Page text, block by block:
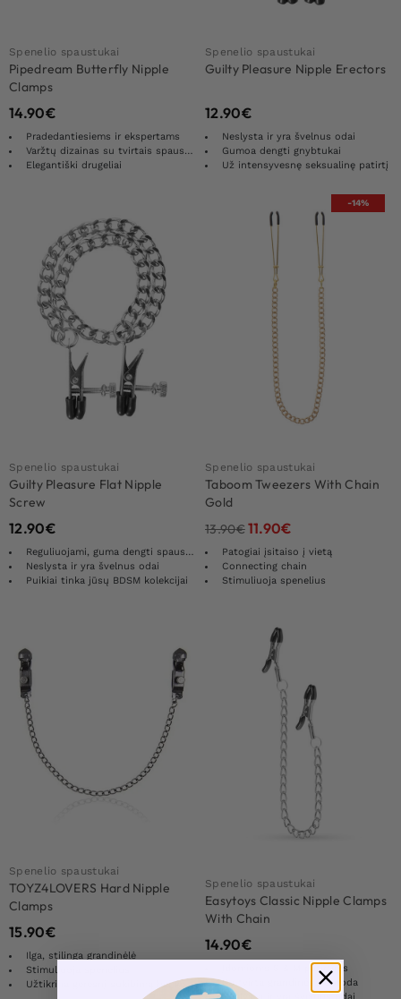
Spenelio spaustukai
Pipedream Butterfly Nipple
Clamps
14.90€
Pradedantiesiems ir ekspertams
Varžtų dizainas su tvirtais spaustukais
Elegantiški drugeliai
Spenelio spaustukai
Guilty Pleasure Nipple Erectors
12.90€
Neslysta ir yra švelnus odai
Gumoa dengti gnybtukai
Už intensyvesnę seksualinę patirtį
Spenelio spaustukai
Guilty Pleasure Flat Nipple
Screw
12.90€
Reguliuojami, guma dengti spaustukai
Neslysta ir yra švelnus odai
Puikiai tinka jūsų BDSM kolekcijai
-14%
Spenelio spaustukai
Taboom Tweezers With Chain
Gold
13.90€11.90€
Patogiai įsitaiso į vietą
Connecting chain
Stimuliuoja spenelius
Spenelio spaustukai
TOYZ4LOVERS Hard Nipple
Clamps
15.90€
Ilga, stilinga grandinėlė
Stimuliuoja spenelius
Užtikrina geresnį sukibimą bei komfortą
Spenelio spaustukai
Easytoys Classic Nipple Clamps
With Chain
14.90€
Įdomioms S & M patirtims
Su tvirta grandinės nuoroda
Neslysta ir yra švelnus odai